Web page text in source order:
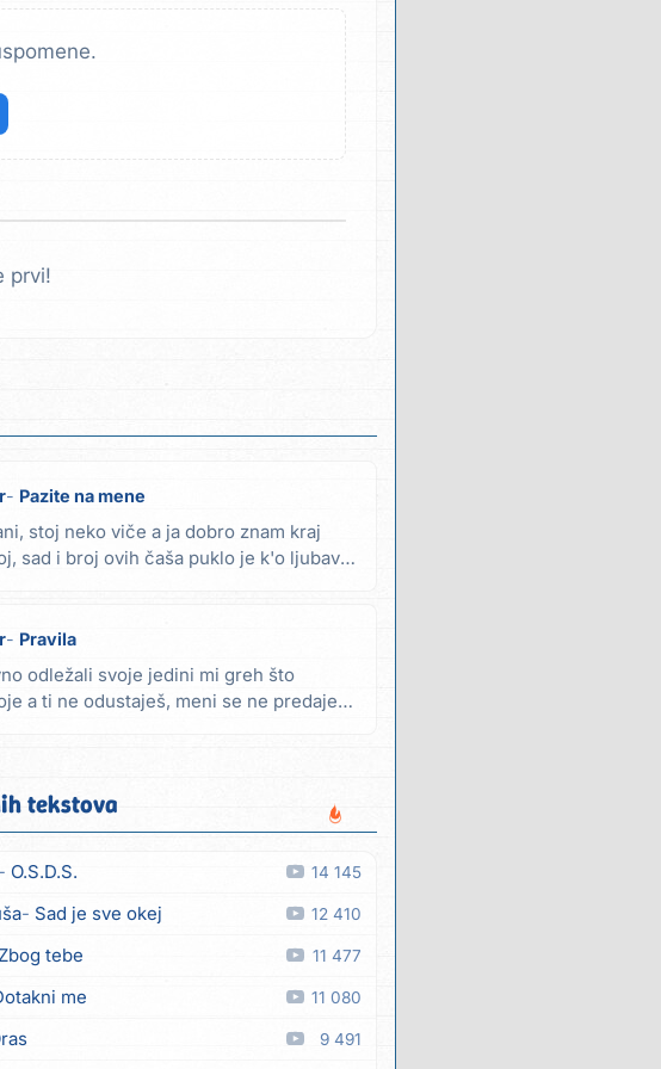
prvi!
Pazite na mene
stoj neko viče a ja dobro znam kraj
sad i broj ovih čaša puklo je k'o ljubav
Pravila
odležali svoje jedini mi greh što
a ti ne odustaješ, meni se ne predaješ
tekstova
O.S.D.S. 14 145
Sad je sve okej 12 410
tebe 11 477
me 11 080
9 491